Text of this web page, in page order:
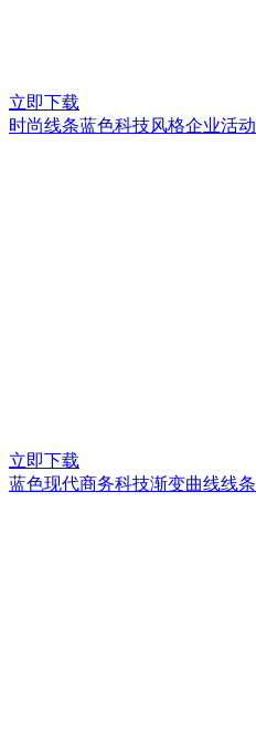
立即下载
时尚线条蓝色科技风格企业活
立即下载
蓝色现代商务科技渐变曲线线